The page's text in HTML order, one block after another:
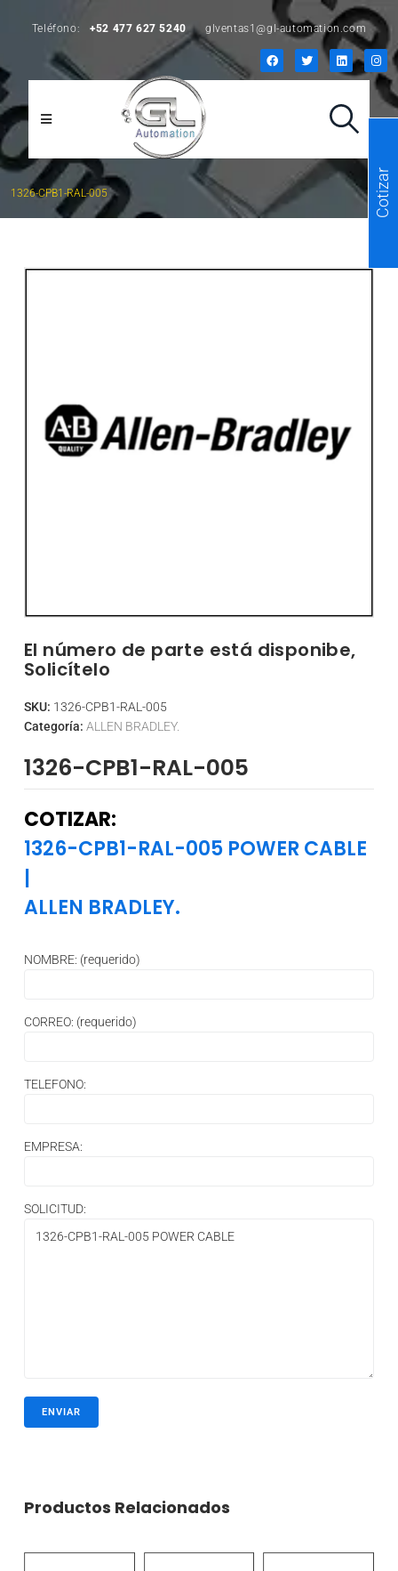
Teléfono: +52 477 627 5240 glventas1@gl-automation.com
1326-CPB1-RAL-005
El número de parte está disponibe,
Solicítelo
SKU: 1326-CPB1-RAL-005
Categoría: ALLEN BRADLEY.
1326-CPB1-RAL-005
COTIZAR:
1326-CPB1-RAL-005 POWER CABLE
|
ALLEN BRADLEY.
NOMBRE: (requerido)
CORREO: (requerido)
TELEFONO:
EMPRESA:
SOLICITUD:
Productos Relacionados
Cotizar